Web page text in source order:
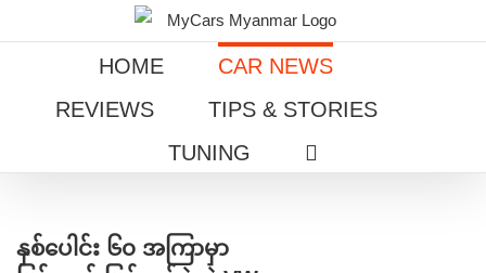
to
HOME
CAR NEWS
REVIEWS
TIPS & STORIES
TUNING
Larger
နှစ်ပေါင်း ၆၀ အကြာမှာ